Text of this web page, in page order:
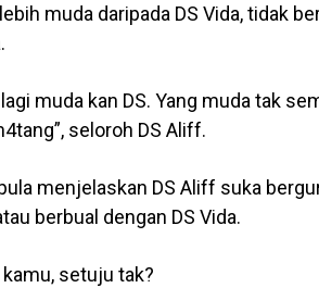
muda daripada DS Vida, tidak
muda kan DS. Yang muda tak
seloroh DS Aliff.
menjelaskan DS Aliff suka
berbual dengan DS Vida.
setuju tak?